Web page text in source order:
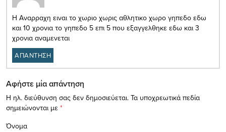
Η Αναρραχη ειναι το χωριο χωρις αθλητικο χωρο γηπεδο εδω
και 10 χρονια το γηπεδο 5 επι 5 που εξαγγελθηκε εδω και 3
χρονια αναμενεται
ΑΠΑΝΤΗΣΗ
Αφήστε μία απάντηση
Η ηλ. διεύθυνση σας δεν δημοσιεύεται. Τα υποχρεωτικά πεδία
σημειώνονται με *
Όνομα